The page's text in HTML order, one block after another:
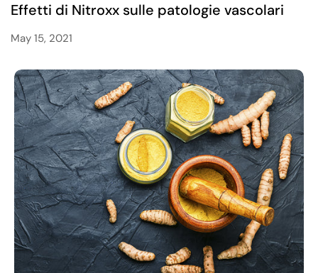
Effetti di Nitroxx sulle patologie vascolari
May 15, 2021